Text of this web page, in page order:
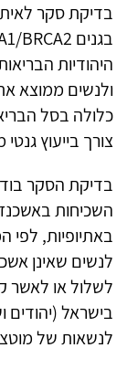
בדיקת סקר
בגנים BRCA2
היהודיות
ולנשים ממוצא
כלולה בסל
צורך בייעוץ
בדיקת הסקר
השכיחות
באתיופיות, לפי
לנשים שאינן
לשלול או לאשר
בישראל (יהודים
לנשאות של